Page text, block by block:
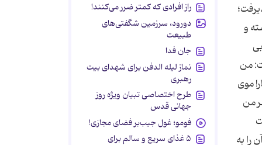
و
من
موى
من
را به
راز افرادی که کمتر ضرر می‌کنند!
دورود، سرزمین شگفتی‌های
طبیعت
جان فدا
نماز لیله الدفن برای شهدای بیت
رهبری
طرح اختصاصی تبیان ویژه روز
جهانی قدس
فومو؛ غول جیب‌بر فضای مجازی!
۵ غذای سریع و سالم برای